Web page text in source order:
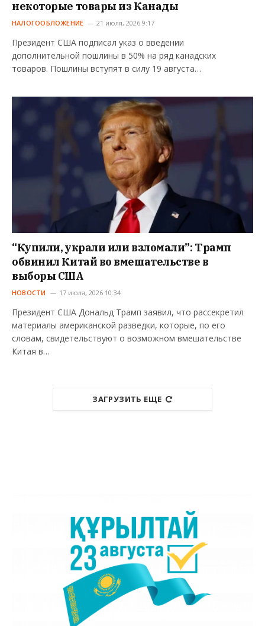
некоторые товары из Канады
НАЛОГООБЛОЖЕНИЕ 21 июля, 2026 9:17
Президент США подписал указ о введении
дополнительной пошлины в 50% на ряд канадских
товаров. Пошлины вступят в силу 19 августа…
“Купили, украли или взломали”: Трамп
обвинил Китай во вмешательстве в
выборы США
НОВОСТИ 17 июля, 2026 10:34
Президент США Дональд Трамп заявил, что рассекретил
материалы американской разведки, которые, по его
словам, свидетельствуют о возможном вмешательстве
Китая в…
ЗАГРУЗИТЬ ЕЩЕ